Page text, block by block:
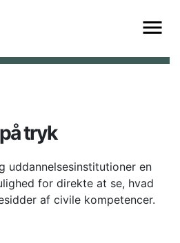
tryk
uddannelsesinstitutioner en
for direkte at se, hvad
af civile kompetencer.